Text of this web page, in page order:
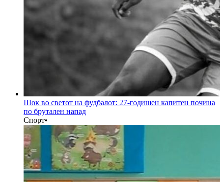
Шок во светот на фудбалот: 27-годишен капитен почина
по брутален напад
Спорт•